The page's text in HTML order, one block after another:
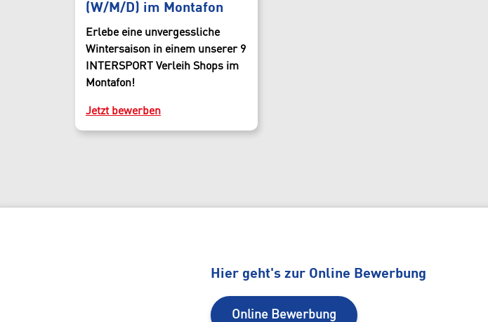
(W/M/D) im Montafon
Erlebe eine unvergessliche
Wintersaison in einem unserer 9
INTERSPORT Verleih Shops im
Montafon!
Jetzt bewerben
Hier geht's zur Online Bewerbung
Online Bewerbung